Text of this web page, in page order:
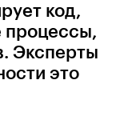
код,
процессы,
Эксперты
это